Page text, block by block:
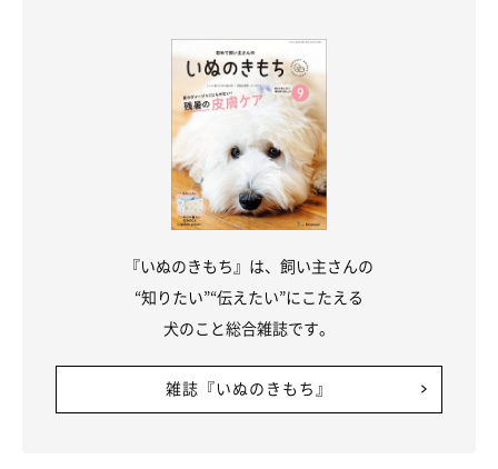
『いぬのきもち』は、飼い主さんの
“知りたい”“伝えたい”にこたえる
犬のこと総合雑誌です。
雑誌『いぬのきもち』